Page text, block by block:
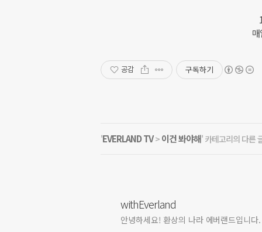
공감 구독하기
'EVERLAND TV> 이건 봐야해' 카테고리의 다른
withEverland
안녕하세요! 환상의 나라 에버랜드입니다.